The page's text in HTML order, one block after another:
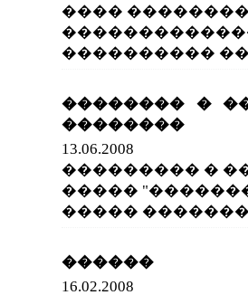
����
���������� ��
�������� �
��������
13.06.2008
��������� �
�����
�����
������
16.02.2008